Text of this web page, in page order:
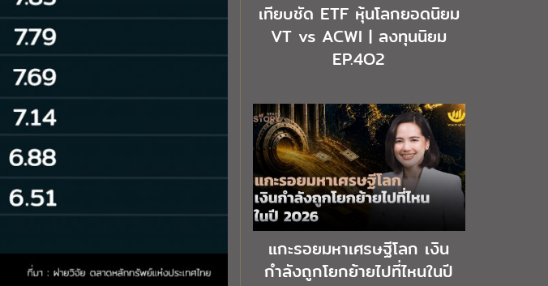
เทียบชัด ETF หุ้นโลกยอดนิยม
VT vs ACWI | ลงทุนนิยม
EP.4O2
แกะรอยมหาเศรษฐีโลก เงิน
กำลังถูกโยกย้ายไปที่ไหนในปี